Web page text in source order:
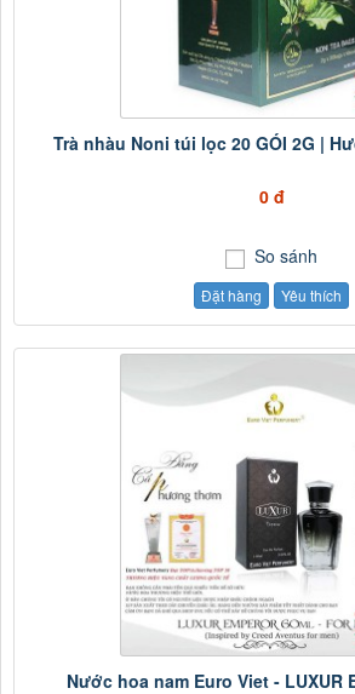
Trà nhàu Noni túi lọc 20 GÓI 2G |
0 đ
So sánh
Đặt hàng Yêu thích
Nước hoa nam Euro Viet - LUXUR